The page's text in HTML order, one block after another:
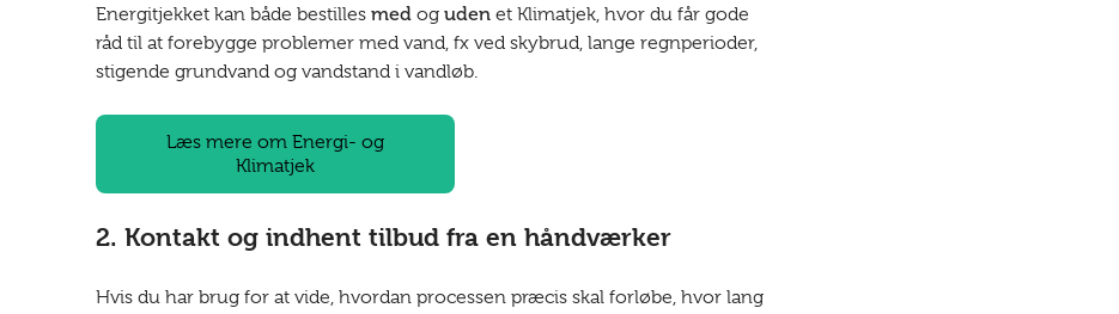
Energitjekket kan både bestilles med og uden et Klimatjek, hvor du får gode
råd til at forebygge problemer med vand, fx ved skybrud, lange regnperioder,
stigende grundvand og vandstand i vandløb.
Læs mere om Energi- og
Klimatjek
2. Kontakt og indhent tilbud fra en håndværker
Hvis du har brug for at vide, hvordan processen præcis skal forløbe, hvor lang